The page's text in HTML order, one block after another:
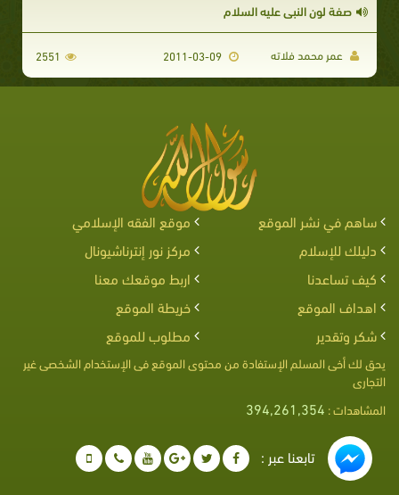
صفة لون النبي عليه السلام
عمر محمد فلاته 2551
ساهم في نشر الموقع
موقع الفقه الإسلامي
دليلك للإسلام
مركز نور إنترناشيونال
كيف تساعدنا
اربط موقعك معنا
اهداف الموقع
خريطة الموقع
شكر وتقدير
مطلوب للموقع
يحق لك أخى المسلم الإستفادة من محتوى الموقع فى الإستخدام الشخصى غير
التجارى
المشاهدات : 394,261,354
تابعنا عبر :